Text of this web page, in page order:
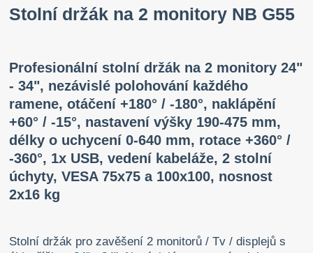
Stolní držák na 2 monitory NB G55
Profesionální stolní držák na 2 monitory 24"
- 34", nezávislé polohování každého
ramene, otáčení +180° / -180°, naklápění
+60° / -15°, nastavení výšky 190-475 mm,
délky o uchycení 0-640 mm, rotace +360° /
-360°, 1x USB, vedení kabeláže, 2 stolní
úchyty, VESA 75x75 a 100x100, nosnost
2x16 kg
Stolní držák pro zavěšení 2 monitorů / Tv / displejů s